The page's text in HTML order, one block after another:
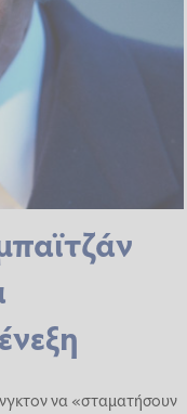
να «σταματήσουν